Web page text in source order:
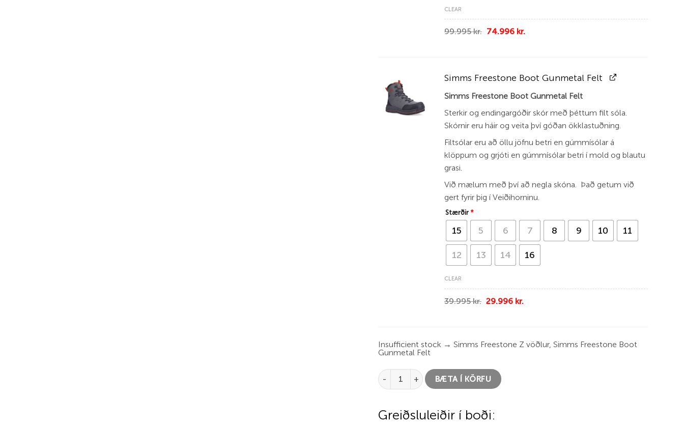
CLEAR
99.995kr. Original
74.996 kr.Current
Simms Freestone Boot Gunmetal Felt
Simms Freestone Boot Gunmetal Felt
Sterkir og endingargóðir skór með þéttum filt sóla.
Skórnir eru háir og veita því góðan ökklastuðning.
Filtsólar eru að öllu jöfnu betri en gúmmísólar á
klöppum og grjóti en gúmmísólar betri í mold og blautu
grasi.
Við mælum með því að negla skóna. Það getum við
gert fyrir þig í Veiðihorninu.
Stærðir *
15 5 6 7 8 9 10 11
12 13 14 16
CLEAR
39.995kr. Original
29.996 kr.
Insufficient stock → Simms Freestone Z vöðlur, Simms Freestone Boot
Gunmetal Felt
Simms Freestone Z Vöðlupakki – Filtsóli quantity
BÆTA Í KÖRFU
Greiðsluleiðir í boði: